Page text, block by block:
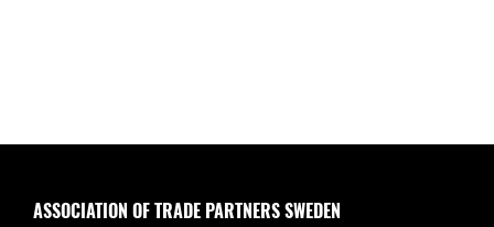
ASSOCIATION OF TRADE PARTNERS SWEDEN